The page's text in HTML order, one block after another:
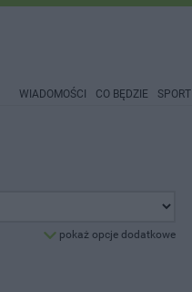
WIADOMOŚCI CO BĘDZIE SPORT
pokaż opcje dodatkowe